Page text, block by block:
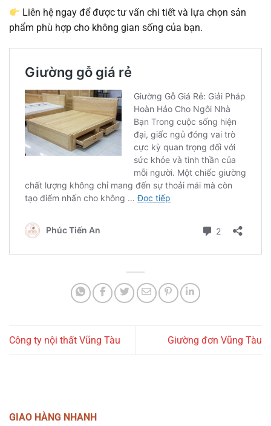
Liên hệ ngay để được tư vấn chi tiết và lựa chọn sản
phẩm phù hợp cho không gian sống của bạn.
Công ty nội thất Vũng Tàu Giường đơn Vũng Tàu
GIAO HÀNG NHANH